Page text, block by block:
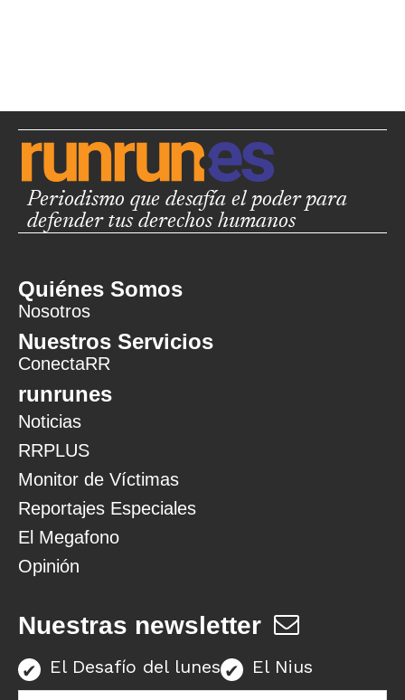
Periodismo que desafía el poder para
defender tus derechos humanos
Quiénes Somos
Nosotros
Nuestros Servicios
ConectaRR
runrunes
Noticias
RRPLUS
Monitor de Víctimas
Reportajes Especiales
El Megafono
Opinión
Nuestras newsletter
El Desafío del lunes El Nius